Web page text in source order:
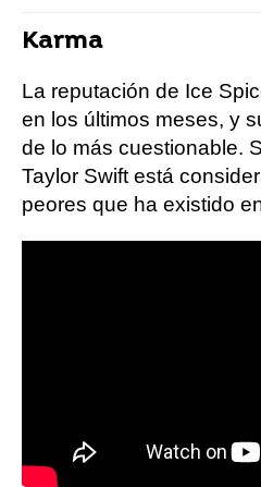
Karma
La reputación de Ice
en los últimos meses, y
de lo más cuestionable.
Taylor Swift está
peores que ha existido